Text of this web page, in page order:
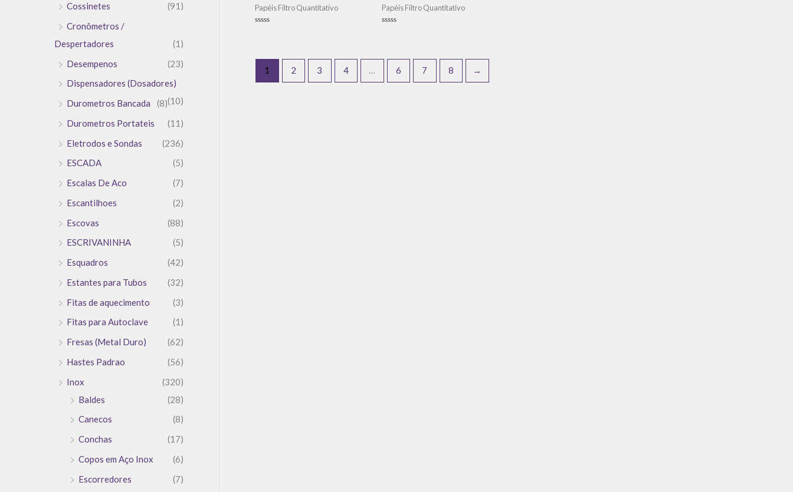
Cossinetes
(91)
Cronômetros /
Despertadores
(1)
Desempenos
(23)
Dispensadores (Dosadores)
(10)
Durometros Bancada
(8)
Durometros Portateis
(11)
Eletrodos e Sondas
(236)
ESCADA
(5)
Escalas De Aco
(7)
Escantilhoes
(2)
Escovas
(88)
ESCRIVANINHA
(5)
Esquadros
(42)
Estantes para Tubos
(32)
Fitas de aquecimento
(3)
Fitas para Autoclave
(1)
Fresas (Metal Duro)
(62)
Hastes Padrao
(56)
Inox
(320)
Baldes
(28)
Canecos
(8)
Conchas
(17)
Copos em Aço Inox
(6)
Escorredores
(7)
Papéis Filtro Quantitativo Papéis Filtro Quantitativo
1 2 3 4 … 6 7 8 →